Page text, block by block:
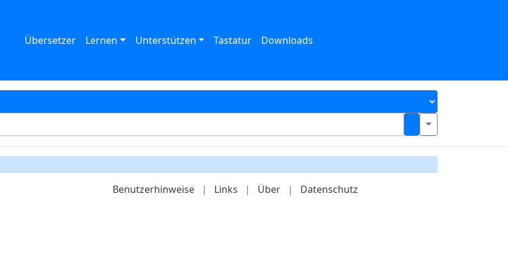
Übersetzer Lernen Unterstützen Tastatur Downloads
Benutzerhinweise | Links | Über | Datenschutz